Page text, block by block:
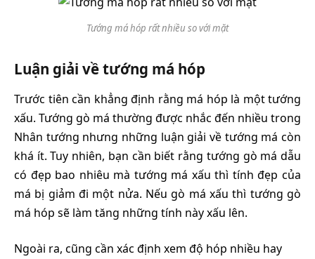
Tướng má hóp rất nhiều so với mặt
Luận giải về tướng má hóp
Trước tiên cần khẳng định rằng má hóp là một tướng
xấu. Tướng gò má thường được nhắc đến nhiều trong
Nhân tướng nhưng những luận giải về tướng má còn
khá ít. Tuy nhiên, bạn cần biết rằng tướng gò má dẫu
có đẹp bao nhiêu mà tướng má xấu thì tính đẹp của
má bị giảm đi một nửa. Nếu gò má xấu thì tướng gò
má hóp sẽ làm tăng những tính này xấu lên.
Ngoài ra, cũng cần xác định xem độ hóp nhiều hay